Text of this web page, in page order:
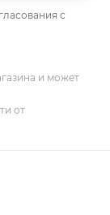
с
и может
от